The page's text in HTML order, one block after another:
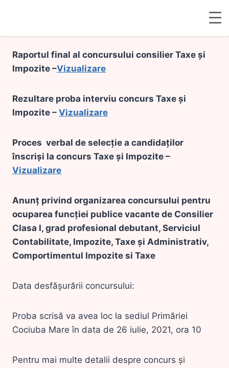
content
Raportul final al concursului consilier Taxe și
Impozite –Vizualizare
Rezultare proba interviu concurs Taxe și
Impozite – Vizualizare
Proces verbal de selecție a candidaților
înscriși la concurs Taxe și Impozite –
Vizualizare
Anunț privind organizarea concursului pentru
ocuparea funcției publice vacante de Consilier
Clasa I, grad profesional debutant, Serviciul
Contabilitate, Impozite, Taxe și Administrativ,
Comportimentul Impozite si Taxe
Data desfășurării concursului:
Proba scrisă va avea loc la sediul Primăriei
Cociuba Mare în data de 26 iulie, 2021, ora 10
Pentru mai multe detalii despre concurs și